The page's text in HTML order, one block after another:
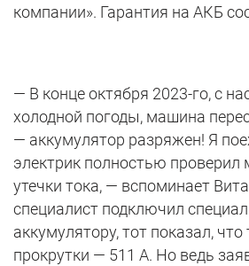
компании». Гарантия на АКБ
— В конце октября 2023-го, с
холодной погоды, машина
— аккумулятор разряжен! Я
электрик полностью
утечки тока, — вспоминает
специалист подключил
аккумулятору, тот показал, что
прокрутки — 511 А. Но ведь